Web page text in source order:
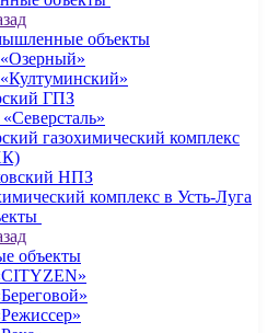
объекты
ГПЗ
газохимический комплекс
НПЗ
комплекс в Усть-Луга
объекты